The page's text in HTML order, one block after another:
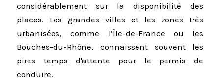
considérablement sur la disponibilité des
places. Les grandes villes et les zones très
urbanisées, comme l’Île-de-France ou les
Bouches-du-Rhône, connaissent souvent les
pires temps d'attente pour le permis de
conduire.